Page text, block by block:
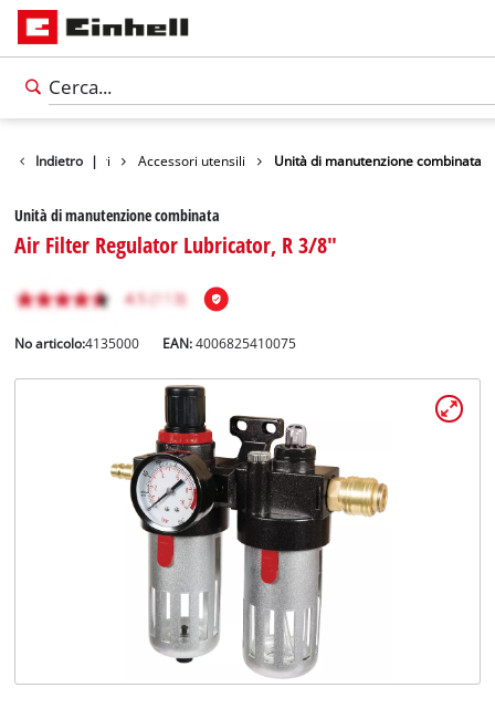
Indietro |
Accessori Accessori utensili Unità di manutenzione combinata
Unità di manutenzione combinata
Air Filter Regulator Lubricator, R 3/8"
No articolo:4135000 EAN:4006825410075